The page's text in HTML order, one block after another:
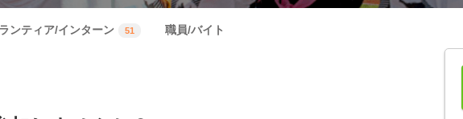
ンティア/インターン 51 職員/バイト